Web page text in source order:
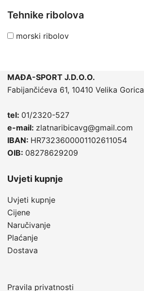
Tehnike ribolova
morski ribolov
MAĐA-SPORT J.D.O.O.
Fabijančićeva 61, 10410 Velika Gorica
tel: 01/2320-527
e-mail: zlatnaribicavg@gmail.com
IBAN: HR7323600001102611054
OIB: 08278629209
Uvjeti kupnje
Uvjeti kupnje
Cijene
Naručivanje
Plaćanje
Dostava
Pravila privatnosti